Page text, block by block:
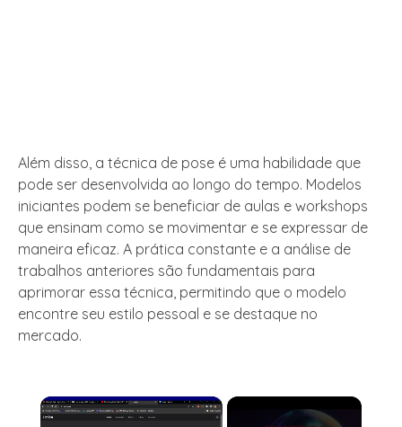
Além disso, a técnica de pose é uma habilidade que
pode ser desenvolvida ao longo do tempo. Modelos
iniciantes podem se beneficiar de aulas e workshops
que ensinam como se movimentar e se expressar de
maneira eficaz. A prática constante e a análise de
trabalhos anteriores são fundamentais para
aprimorar essa técnica, permitindo que o modelo
encontre seu estilo pessoal e se destaque no
mercado.
×